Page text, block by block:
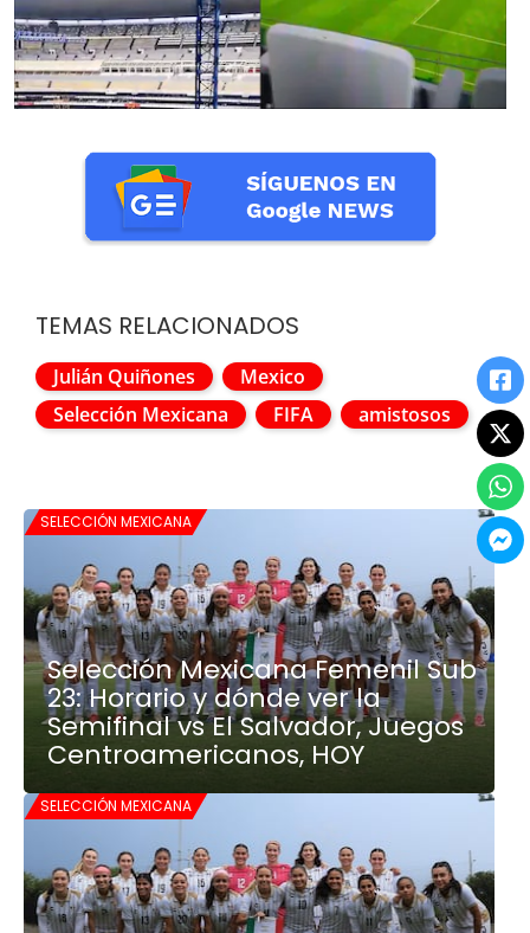
TEMAS RELACIONADOS
Julián Quiñones
Mexico
Selección Mexicana
FIFA amistosos
SELECCIÓN MEXICANA
Selección Mexicana Femenil Sub
23: Horario y dónde ver la
Semifinal vs El Salvador, Juegos
Centroamericanos, HOY
SELECCIÓN MEXICANA